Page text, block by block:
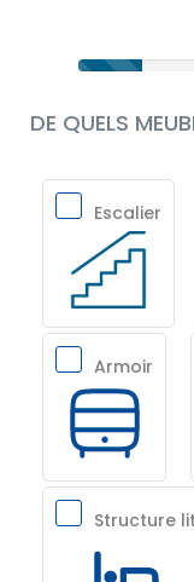
DE QUELS
Escalier
Armoir
Structure lit